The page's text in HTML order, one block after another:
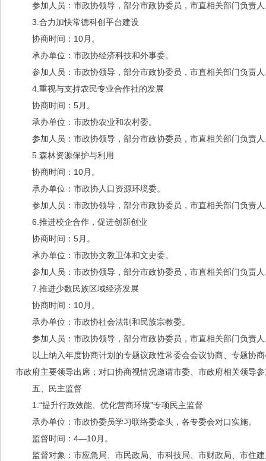
参加人员：市政协领导，部分市政协委员，市直相关部门负责
3.合力加快常德科创平台建设
协商时间：10月。
承办单位：市政协经济科技和外事委。
参加人员：市政协领导，部分市政协委员，市直相关部门负责
4.重视与支持农民专业合作社的发展
协商时间：5月。
承办单位：市政协农业和农村委。
参加人员：市政协领导，部分市政协委员，市直相关部门负责
5.森林资源保护与利用
协商时间：10月。
承办单位：市政协人口资源环境委。
参加人员：市政协领导，部分市政协委员，市直相关部门负责
6.推进校企合作，促进创新创业
协商时间：5月。
承办单位：市政协文教卫体和文史委。
参加人员：市政协领导，部分市政协委员，市直相关部门负责
7.推进少数民族区域经济发展
协商时间：10月。
承办单位：市政协社会法制和民族宗教委。
参加人员：市政协领导，部分市政协委员，市直相关部门负责
以上纳入年度协商计划的专题议政性常委会会议协商、专题协
市政府主要领导出席；对口协商视情况邀请市委、市政府相关领导
五、民主监督
1.“提升行政效能、优化营商环境”专项民主监督
承办单位：市政协委员学习联络委牵头，各专委会对口实施。
监督时间：4—10月。
监督对象：市应急局、市民政局、市科技局、市财政局、市住